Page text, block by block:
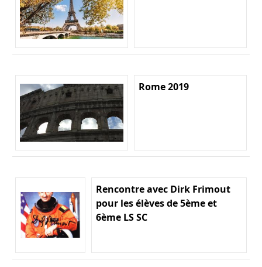
Rome 2019
Rencontre avec Dirk Frimout
pour les élèves de 5ème et
6ème LS SC